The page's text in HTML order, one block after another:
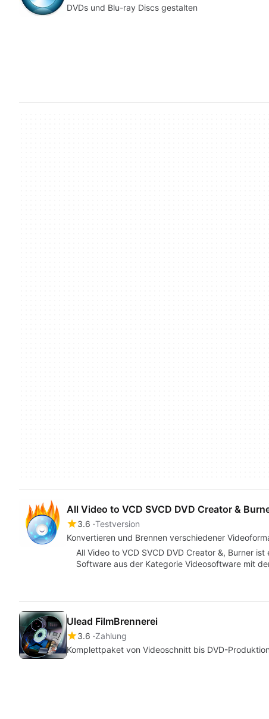
DVDs und Blu-ray Discs gestalten
All Video to VCD SVCD DVD Creator &
3.6 Testversion
Konvertieren und Brennen verschiedener
All Video to VCD SVCD DVD Creator &, Burner
Software aus der Kategorie Videosoftware mit
Ulead FilmBrennerei
3.6 Zahlung
Komplettpaket von Videoschnitt bis DVD-Produktion